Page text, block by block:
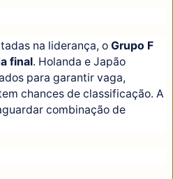
na liderança, o Grupo F
final. Holanda e Japão
para garantir vaga,
chances de classificação. A
combinação de